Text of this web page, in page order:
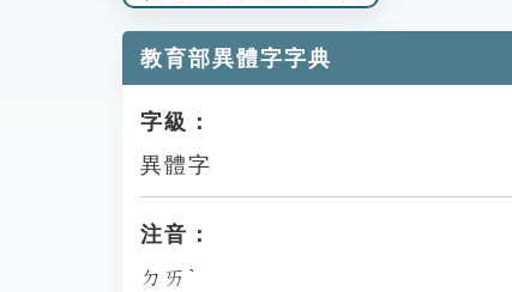
教育部異體字字典
字級：
異體字
注音：
ㄉㄞˋ